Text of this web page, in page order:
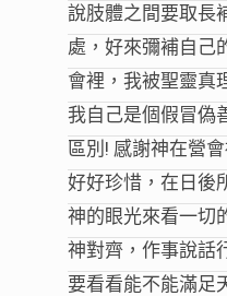
說肢體之間要取長
處，好來彌補自己
會裡，我被聖靈真
我自己是個假冒偽
區別! 感謝神在營
好好珍惜，在日後
神的眼光來看一切
神對齊，作事說話
要看看能不能滿足